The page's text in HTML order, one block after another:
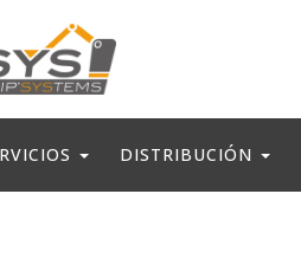
DISTRIBUCIÓN